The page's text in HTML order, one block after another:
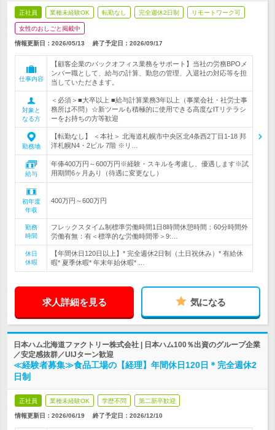
正社員 業種未経験OK 転勤なし 完全週休2日制 リモートワーク可
女性のおしごと掲載中
情報更新日：2026/05/13 終了予定日： 2026/09/17
仕事内容
【顧客企業のバックオフィス業務をサポート】当社の労務BPOメ
ンバー職として、給与の計算、勤怠の管理、入退社の対応等を担
当していただきます。
対象と
なる方
＜必須＞■大卒以上 ■給与計算業務3年以上（事業会社・社労士事
務所は不問）☆新ツールも積極的に使用できる高度なITリテラシ
ーをお持ちの方等歓迎
勤務地
【転勤なし】 ＜本社＞ 北海道札幌市中央区北4条西2丁目1-18 邦
洋札幌N4・2ビル 7階 ※リ…
給与
年俸400万円～600万円※経験・スキルを考慮し、優遇します※試
用期間6ヶ月あり（待遇に変更なし）
初年度
年収
400万円～600万円
勤務
時間
フレックスタイム制標準労働時間1日8時間休憩時間：60分時間外
労働有無：有＜標準的な労働時間帯＞9:…
休日
休暇
【年間休日120日以上】* 完全週休2日制（土日祝休み）* 有給休
暇* 夏季休暇* 年末年始休暇* …
求人詳細を見る 気になる
日本ハム北海道ファクトリー株式会社 | 日本ハム100％出資のグループ企業
／安定感抜群／UIJターン歓迎
≪経験者募集≫食品工場の【経理】年間休日120日＊完全週休2
日制
正社員 業種未経験OK 学歴不問 第二新卒歓迎
情報更新日：2026/06/19 終了予定日： 2026/12/10